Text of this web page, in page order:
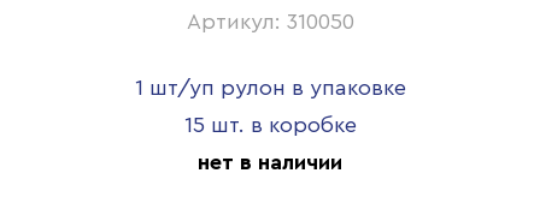
Артикул: 310050
1 шт/уп рулон в упаковке
15 шт. в коробке
нет в наличии